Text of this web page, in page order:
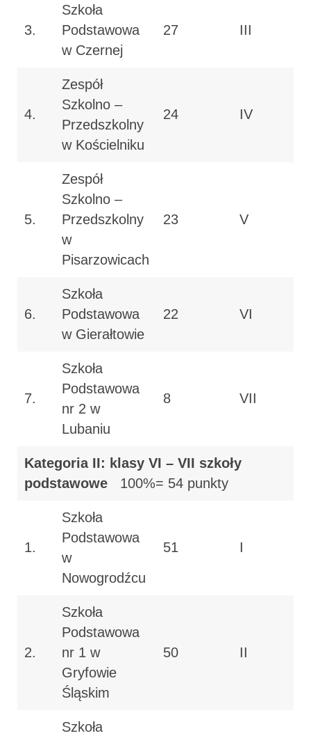
3.
Szkoła
Podstawowa
w Czernej
27 III
4.
Zespół
Szkolno –
Przedszkolny
w Kościelniku
24 IV
5.
Zespół
Szkolno –
Przedszkolny
w
Pisarzowicach
23 V
6.
Szkoła
Podstawowa
w Gierałtowie
22 VI
7.
Szkoła
Podstawowa
nr 2 w
Lubaniu
8 VII
Kategoria II: klasy VI – VII szkoły
podstawowe 100%= 54 punkty
1.
Szkoła
Podstawowa
w
Nowogrodźcu
51 I
2.
Szkoła
Podstawowa
nr 1 w
Gryfowie
Śląskim
50 II
Szkoła